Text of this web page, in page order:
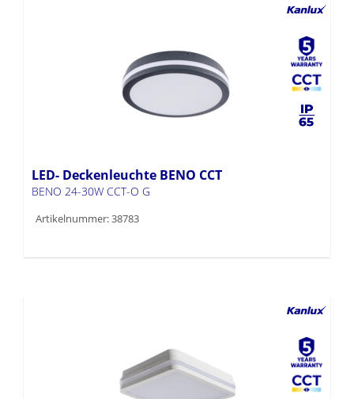
LED- Deckenleuchte BENO CCT
BENO 24-30W CCT-O G
Artikelnummer: 38783